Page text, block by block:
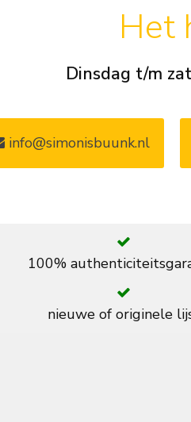
Het
Dinsdag t/m
info@simonisbuunk.nl
100%
nieuwe of originele